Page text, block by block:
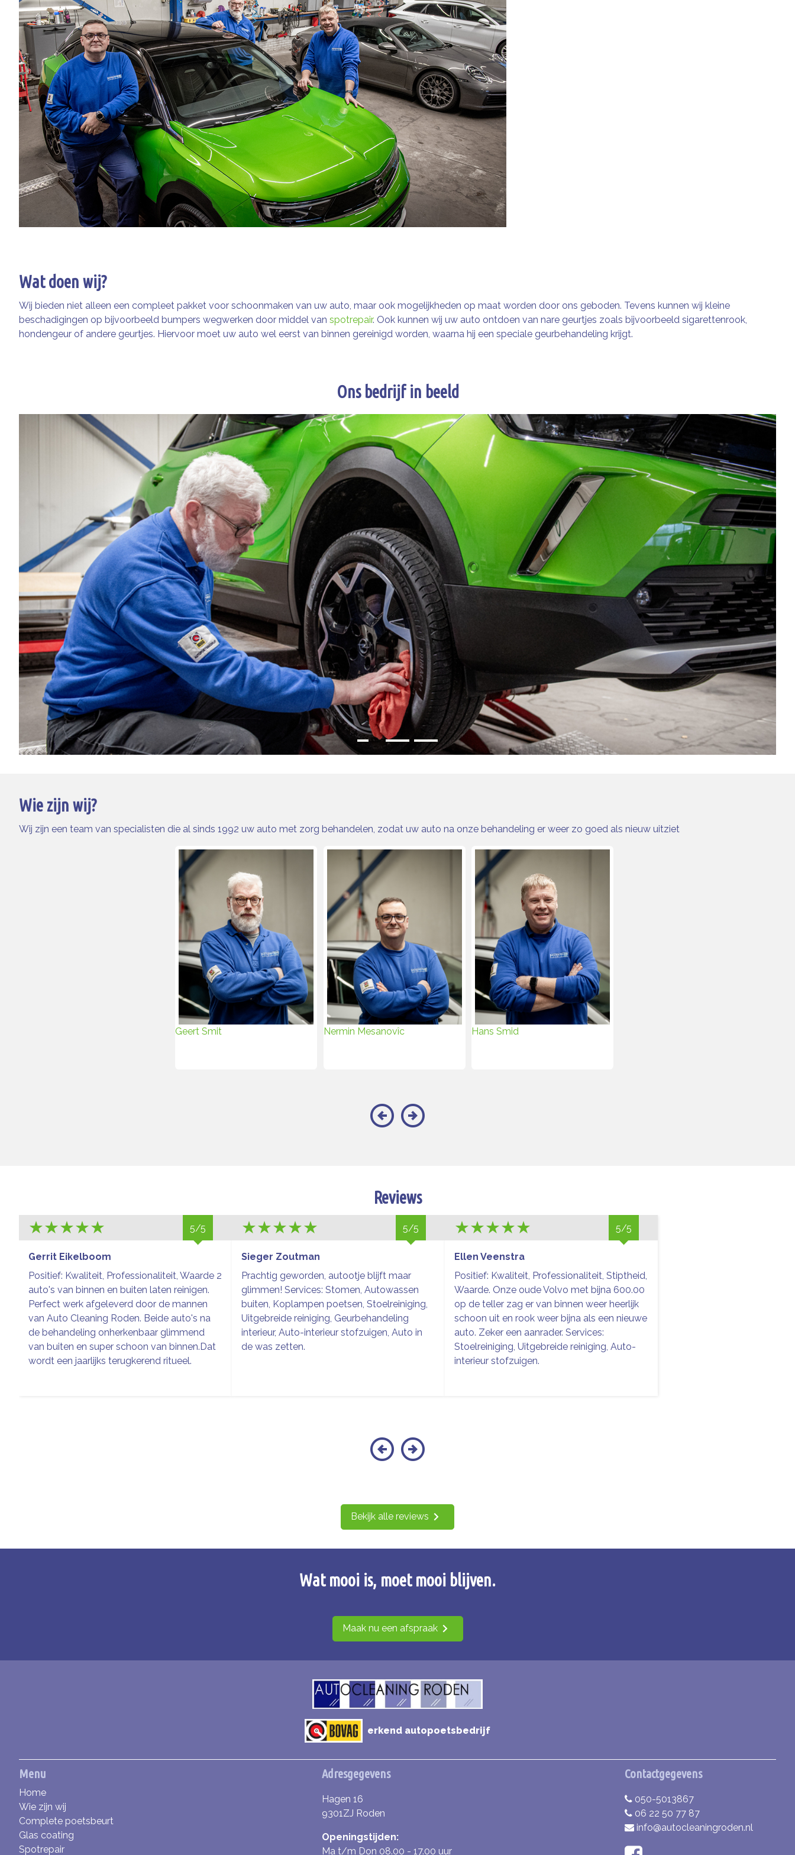
Wat doen wij?
Wij bieden niet alleen een compleet pakket voor schoonmaken van uw auto, maar ook mogelijkheden op maat worden door ons geboden. Tevens kunnen wij kleine
beschadigingen op bijvoorbeeld bumpers wegwerken door middel van spotrepair. Ook kunnen wij uw auto ontdoen van nare geurtjes zoals bijvoorbeeld sigarettenrook,
hondengeur of andere geurtjes. Hiervoor moet uw auto wel eerst van binnen gereinigd worden, waarna hij een speciale geurbehandeling krijgt.
Ons bedrijf in beeld
Wie zijn wij?
Wij zijn een team van specialisten die al sinds 1992 uw auto met zorg behandelen, zodat uw auto na onze behandeling er weer zo goed als nieuw uitziet
Geert Smit Nermin Mesanovîc Hans Smid
Wat mooi is, moet mooi blijven.
Maak nu een afspraak
Reviews
5/5
Gerrit Eikelboom
Positief: Kwaliteit, Professionaliteit, Waarde 2
auto's van binnen en buiten laten reinigen.
Perfect werk afgeleverd door de mannen
van Auto Cleaning Roden. Beide auto's na
de behandeling onherkenbaar glimmend
van buiten en super schoon van binnen.Dat
wordt een jaarlijks terugkerend ritueel.
5/5
Sieger Zoutman
Prachtig geworden, autootje blijft maar
glimmen! Services: Stomen, Autowassen
buiten, Koplampen poetsen, Stoelreiniging,
Uitgebreide reiniging, Geurbehandeling
interieur, Auto-interieur stofzuigen, Auto in
de was zetten.
5/5
Ellen Veenstra
Positief: Kwaliteit, Professionaliteit, Stiptheid,
Waarde. Onze oude Volvo met bijna 600.00
op de teller zag er van binnen weer heerlijk
schoon uit en rook weer bijna als een nieuwe
auto. Zeker een aanrader. Services:
Stoelreiniging, Uitgebreide reiniging, Auto-
interieur stofzuigen.
Bekijk alle reviews
erkend autopoetsbedrijf
Menu
Home
Wie zijn wij
Complete poetsbeurt
Glas coating
Spotrepair
Adresgegevens
Hagen 16
9301ZJ Roden
Openingstijden:
Ma t/m Don 08.00 - 17.00 uur
Contactgegevens
050-5013867
06 22 50 77 87
info@autocleaningroden.nl